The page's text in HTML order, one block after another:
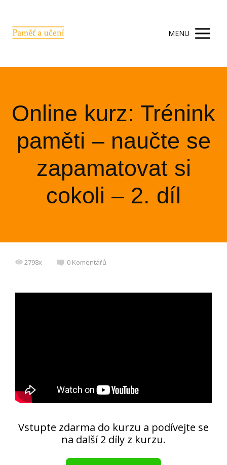
MENU
Online kurz: Trénink
paměti – naučte se
zapamatovat si
cokoli – 2. díl
2798x 0 Komentářů
Vstupte zdarma do kurzu a podívejte se
na další 2 díly z kurzu.